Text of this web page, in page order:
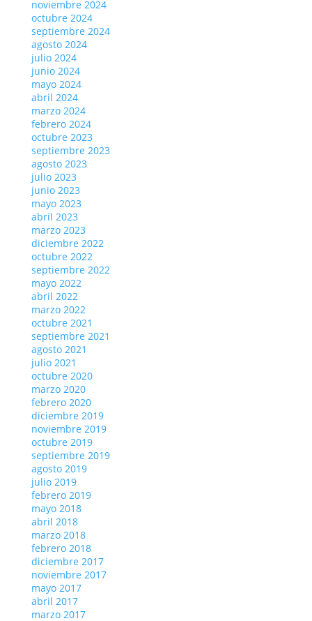
noviembre 2024
octubre 2024
septiembre 2024
agosto 2024
julio 2024
junio 2024
mayo 2024
abril 2024
marzo 2024
febrero 2024
octubre 2023
septiembre 2023
agosto 2023
julio 2023
junio 2023
mayo 2023
abril 2023
marzo 2023
diciembre 2022
octubre 2022
septiembre 2022
mayo 2022
abril 2022
marzo 2022
octubre 2021
septiembre 2021
agosto 2021
julio 2021
octubre 2020
marzo 2020
febrero 2020
diciembre 2019
noviembre 2019
octubre 2019
septiembre 2019
agosto 2019
julio 2019
febrero 2019
mayo 2018
abril 2018
marzo 2018
febrero 2018
diciembre 2017
noviembre 2017
mayo 2017
abril 2017
marzo 2017